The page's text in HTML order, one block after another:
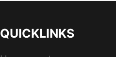
QUICKLINKS